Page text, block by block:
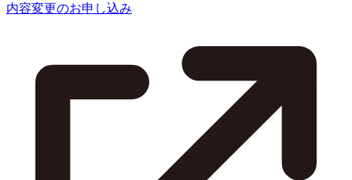
内容変更のお申し込み